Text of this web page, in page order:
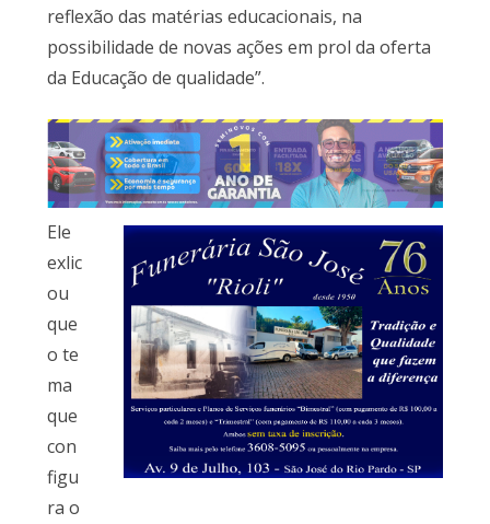
reflexão das matérias educacionais, na
possibilidade de novas ações em prol da oferta
da Educação de qualidade”.
Ele
exlic
ou
que
o te
ma
que
con
figu
ra o